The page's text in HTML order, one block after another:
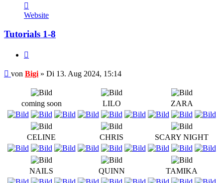
von
Bigi
Website
Tutorials 1-8
Beitrag
von Bigi » Di 13. Aug 2024, 15:14
coming soon LILO ZARA
CELINE CHRIS SCARY NIGHT
NAILS QUINN TAMIKA